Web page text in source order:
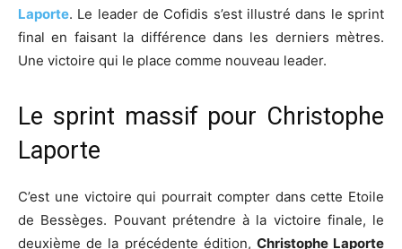
Laporte. Le leader de Cofidis s’est illustré dans le sprint
final en faisant la différence dans les derniers mètres.
Une victoire qui le place comme nouveau leader.
Le sprint massif pour Christophe
Laporte
C’est une victoire qui pourrait compter dans cette Etoile
de Bessèges. Pouvant prétendre à la victoire finale, le
deuxième de la précédente édition, Christophe Laporte